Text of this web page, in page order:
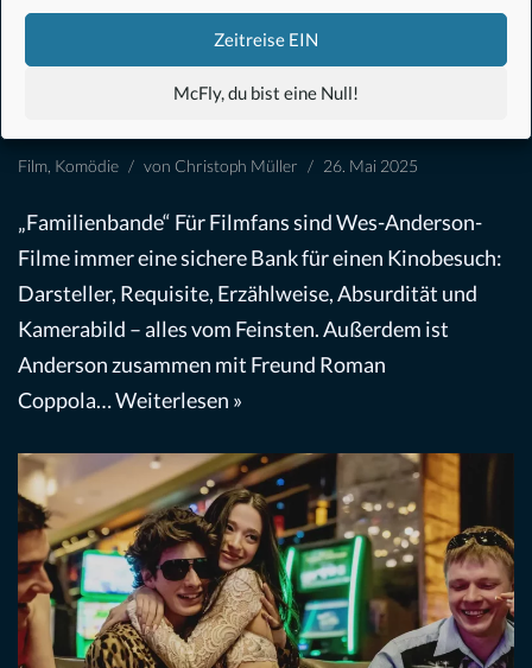
Zeitreise EIN
McFly, du bist eine Null!
Der phönizische Meisterstreich
(2025) – Filmkritik
Film Komödie von Christoph Müller 26. Mai 2025
„Familienbande“ Für Filmfans sind Wes-Anderson-
Filme immer eine sichere Bank für einen Kinobesuch:
Darsteller, Requisite, Erzählweise, Absurdität und
Kamerabild – alles vom Feinsten. Außerdem ist
Anderson zusammen mit Freund Roman
Coppola…Weiterlesen »